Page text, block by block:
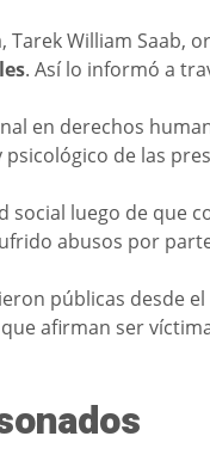
Tarek William Saab,
. Así lo informó a
en derechos
de las
social luego de que
abusos por
públicas desde
afirman ser